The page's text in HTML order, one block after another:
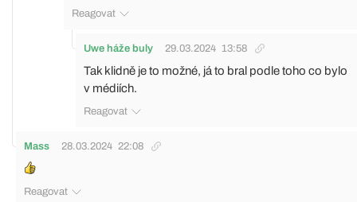
Reagovat
Uwe háže buly 29.03.2024 13:58
Tak klidně je to možné, já to bral podle toho co bylo
v médiích.
Reagovat
Mass 28.03.2024 22:08
Reagovat